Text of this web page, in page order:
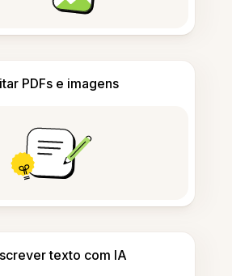
PDFs e imagens
texto com IA